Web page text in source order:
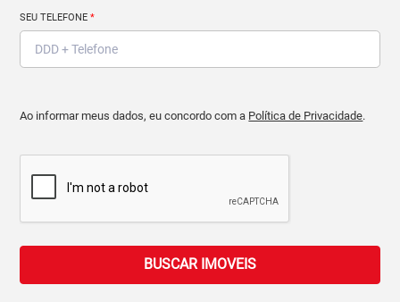
SEU TELEFONE*
Ao informar meus dados, eu concordo com a Política de Privacidade.
BUSCAR IMOVEIS